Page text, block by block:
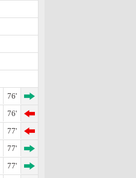
76'
76'
77'
77'
77'